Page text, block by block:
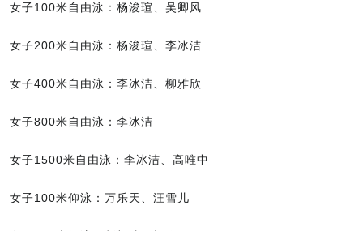
女子100米自由泳：杨浚瑄、吴卿风
女子200米自由泳：杨浚瑄、李冰洁
女子400米自由泳：李冰洁、柳雅欣
女子800米自由泳：李冰洁
女子1500米自由泳：李冰洁、高唯中
女子100米仰泳：万乐天、汪雪儿